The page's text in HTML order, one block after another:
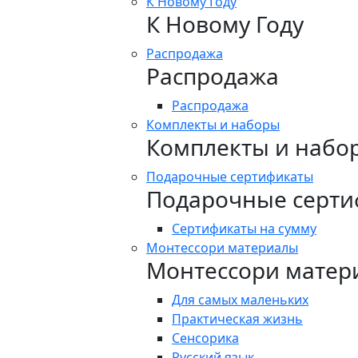
К Новому Году
Распродажа
Распродажа
Распродажа
Комплекты и наборы
Комплекты и
Подарочные сертификаты
Подарочные
Сертификаты на сумму
Монтессори материалы
Монтессори
Для самых маленьких
Практическая жизнь
Сенсорика